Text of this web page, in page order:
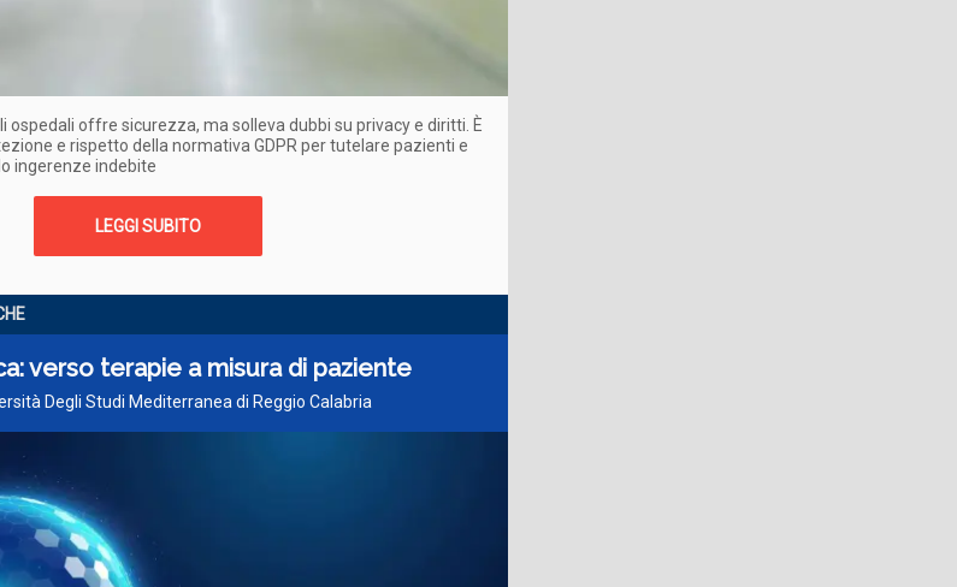
ospedali offre sicurezza, ma solleva dubbi su privacy e diritti. È
e rispetto della normativa GDPR per tutelare pazienti e
ingerenze indebite
LEGGI SUBITO
verso terapie a misura di paziente
Degli Studi Mediterranea di Reggio Calabria